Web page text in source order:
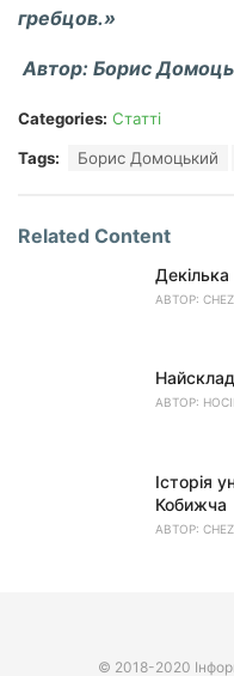
гребцов.»
Автор: Борис
Categories: Статті
Tags: Борис Домоцький
Related Content
АВТОР: CHEZ
АВТОР:
Історія
Кобижча
АВТОР: CHEZ
© 2018-2020